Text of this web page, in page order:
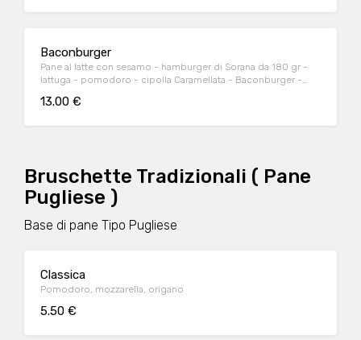
Baconburger
Pane al latte con sesamo - hamburger di Sorana da 180 gr -
lattuga - pomodoro - cipolla Caramellata - Baconburger -
13.00 €
Bruschette Tradizionali ( Pane
Pugliese )
Base di pane Tipo Pugliese
Classica
Pomodoro, mozzarella, origano
5.50 €